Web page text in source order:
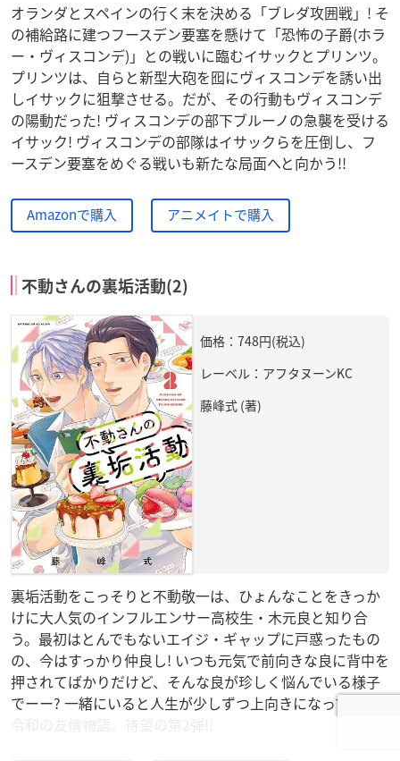
オランダとスペインの行く末を決める「ブレダ攻囲戦」! そ
の補給路に建つフースデン要塞を懸けて「恐怖の子爵(ホラ
ー・ヴィスコンデ)」との戦いに臨むイサックとプリンツ。
プリンツは、自らと新型大砲を囮にヴィスコンデを誘い出
しイサックに狙撃させる。だが、その行動もヴィスコンデ
の陽動だった! ヴィスコンデの部下ブルーノの急襲を受ける
イサック! ヴィスコンデの部隊はイサックらを圧倒し、フ
ースデン要塞をめぐる戦いも新たな局面へと向かう!!
Amazonで購入 アニメイトで購入
不動さんの裏垢活動(2)
価格：748円(税込)
レーベル：アフタヌーンKC
藤峰式 (著)
裏垢活動をこっそりと不動敬一は、ひょんなことをきっか
けに大人気のインフルエンサー高校生・木元良と知り合
う。最初はとんでもないエイジ・ギャップに戸惑ったもの
の、今はすっかり仲良し! いつも元気で前向きな良に背中を
押されてばかりだけど、そんな良が珍しく悩んでいる様子
でーー? 一緒にいると人生が少しずつ上向きになっていく